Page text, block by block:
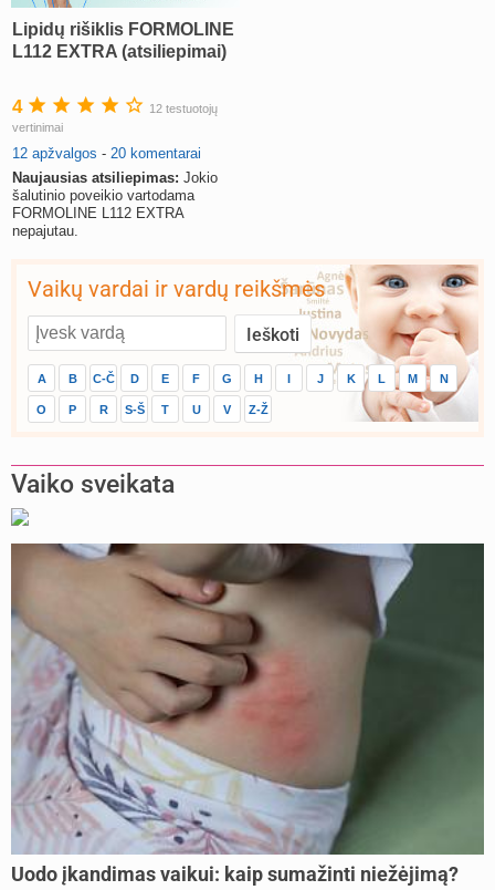
Lipidų rišiklis FORMOLINE
L112 EXTRA (atsiliepimai)
4
12 testuotojų
vertinimai
12 apžvalgos - 20 komentarai
Naujausias atsiliepimas: Jokio
šalutinio poveikio vartodama
FORMOLINE L112 EXTRA
nepajutau.
Vaikų vardai ir vardų reikšmės
A B C-Č D E F G H I J K L M N
O P R S-Š T U V Z-Ž
Vaiko sveikata
Uodo įkandimas vaikui: kaip sumažinti niežėjimą?